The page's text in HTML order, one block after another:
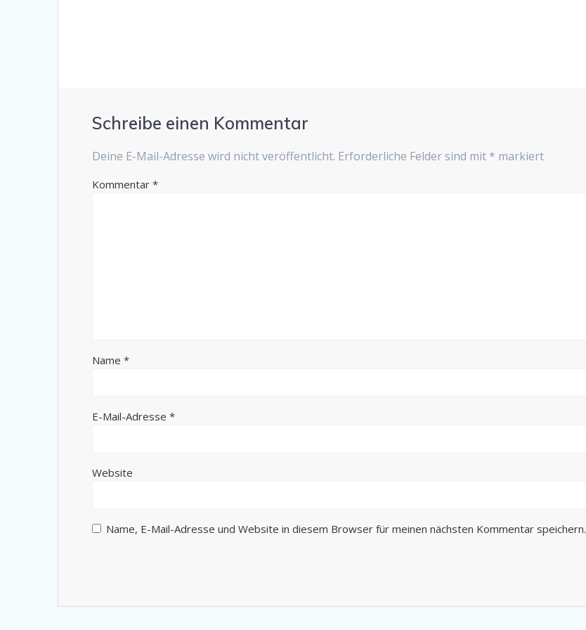
Schreibe einen Kommentar
Deine E-Mail-Adresse wird nicht veröffentlicht. Erforderliche Felder sind mit * markiert
Kommentar*
Name*
E-Mail-Adresse*
Website
Name, E-Mail-Adresse und Website in diesem Browser für meinen nächsten Kommentar speichern.